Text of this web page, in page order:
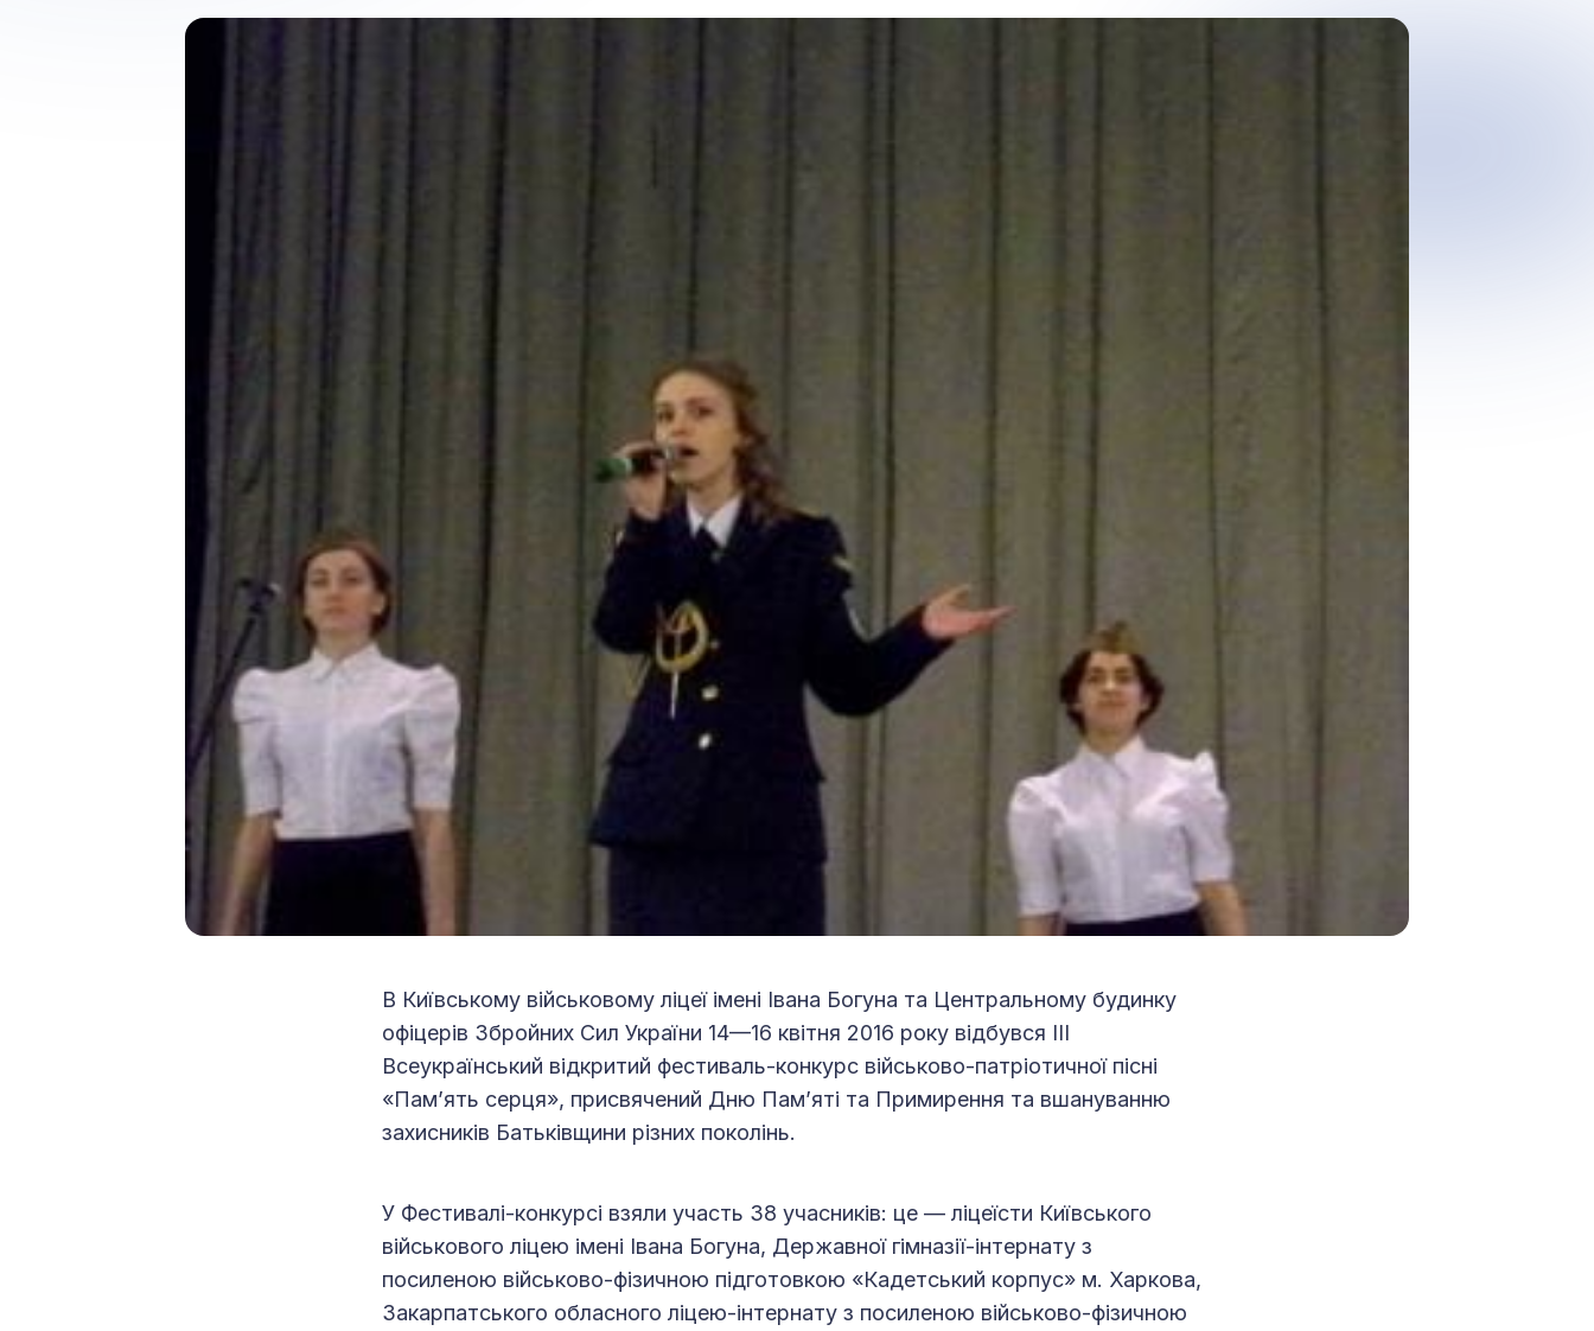
В Київському військовому ліцеї імені Івана Богуна та Центральному будинку
офіцерів Збройних Сил України 14—16 квітня 2016 року відбувся ІІІ
Всеукраїнський відкритий фестиваль-конкурс військово-патріотичної пісні
«Пам’ять серця», присвячений Дню Пам’яті та Примирення та вшануванню
захисників Батьківщини різних поколінь.
У Фестивалі-конкурсі взяли участь 38 учасників: це — ліцеїсти Київського
військового ліцею імені Івана Богуна, Державної гімназії-інтернату з
посиленою військово-фізичною підготовкою «Кадетський корпус» м. Харкова,
Закарпатського обласного ліцею-інтернату з посиленою військово-фізичною